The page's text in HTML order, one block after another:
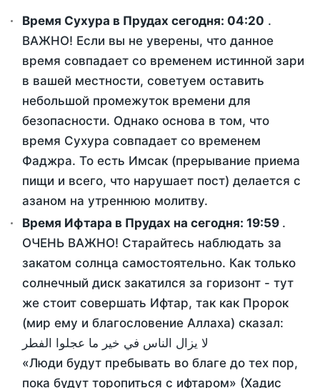
Время Сухура в Прудах сегодня: 04:20 .
ВАЖНО! Если вы не уверены, что данное
время совпадает со временем истинной зари
в вашей местности, советуем оставить
небольшой промежуток времени для
безопасности. Однако основа в том, что
время Сухура совпадает со временем
Фаджра. То есть Имсак (прерывание приема
пищи и всего, что нарушает пост) делается с
азаном на утреннюю молитву.
Время Ифтара в Прудах на сегодня: 19:59 .
ОЧЕНЬ ВАЖНО! Старайтесь наблюдать за
закатом солнца самостоятельно. Как только
солнечный диск закатился за горизонт - тут
же стоит совершать Ифтар, так как Пророк
(мир ему и благословение Аллаха) сказал:
لا يزال الناس في خير ما عجلوا الفطر
«Люди будут пребывать во благе до тех пор,
пока будут торопиться с ифтаром» (Хадис